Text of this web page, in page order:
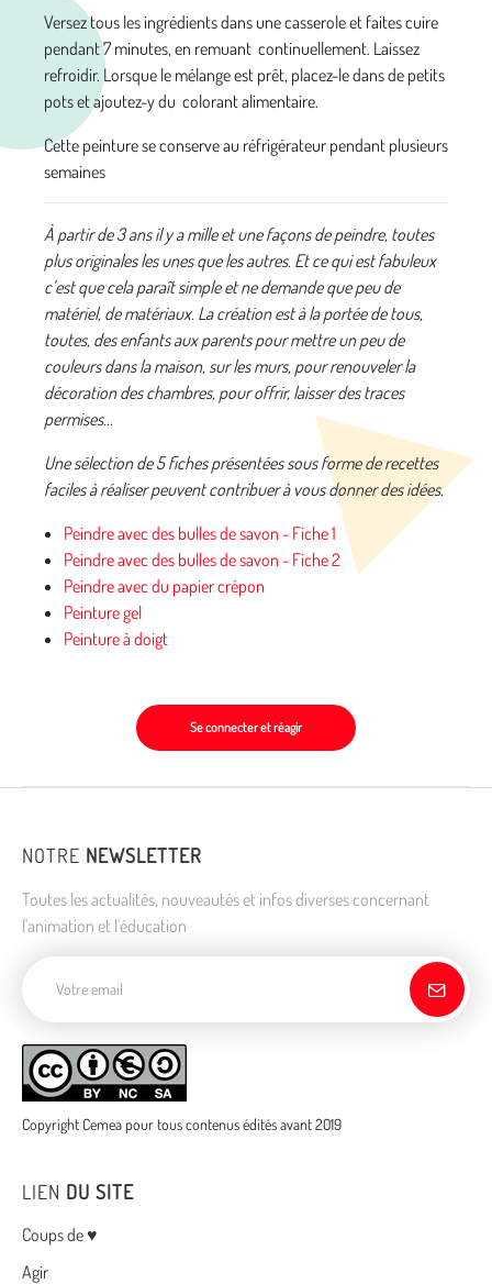
Versez tous les ingrédients dans une casserole et faites cuire
pendant 7 minutes, en remuant continuellement. Laissez
refroidir. Lorsque le mélange est prêt, placez-le dans de petits
pots et ajoutez-y du colorant alimentaire.
Cette peinture se conserve au réfrigérateur pendant plusieurs
semaines
À partir de 3 ans il y a mille et une façons de peindre, toutes
plus originales les unes que les autres. Et ce qui est fabuleux
c’est que cela paraît simple et ne demande que peu de
matériel, de matériaux. La création est à la portée de tous,
toutes, des enfants aux parents pour mettre un peu de
couleurs dans la maison, sur les murs, pour renouveler la
décoration des chambres, pour offrir, laisser des traces
permises...
Une sélection de 5 fiches présentées sous forme de recettes
faciles à réaliser peuvent contribuer à vous donner des idées.
Peindre avec des bulles de savon - Fiche 1
Peindre avec des bulles de savon - Fiche 2
Peindre avec du papier crépon
Peinture gel
Peinture à doigt
Se connecter et réagir
NOTRE NEWSLETTER
Toutes les actualités, nouveautés et infos diverses concernant
l'animation et l'éducation
Copyright Cemea pour tous contenus édités avant 2019
LIEN DU SITE
Menu
Coups de ♥
Agir